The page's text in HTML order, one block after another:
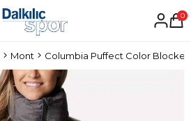
0
Mont Columbia Puffect Color